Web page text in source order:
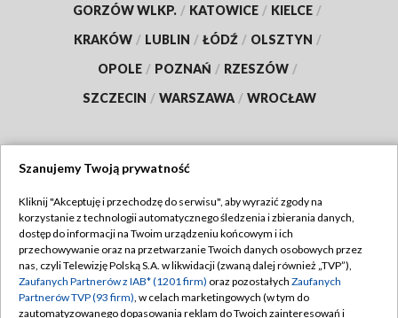
GORZÓW WLKP. / KATOWICE / KIELCE /
KRAKÓW / LUBLIN / ŁÓDŹ / OLSZTYN /
OPOLE / POZNAŃ / RZESZÓW /
SZCZECIN / WARSZAWA / WROCŁAW
TVP
Abonament TVP
Emisja w TVP
Centrum informacji TVP
Regulamin TVP
Polityka prywatności
Moje zgody
Szanujemy Twoją prywatność
Kliknij "Akceptuję i przechodzę do serwisu", aby wyrazić zgody na
korzystanie z technologii automatycznego śledzenia i zbierania danych,
dostęp do informacji na Twoim urządzeniu końcowym i ich
przechowywanie oraz na przetwarzanie Twoich danych osobowych przez
nas, czyli Telewizję Polską S.A. w likwidacji (zwaną dalej również „TVP”),
Zaufanych Partnerów z IAB* (1201 firm) oraz pozostałych Zaufanych
Partnerów TVP (93 firm), w celach marketingowych (w tym do
zautomatyzowanego dopasowania reklam do Twoich zainteresowań i